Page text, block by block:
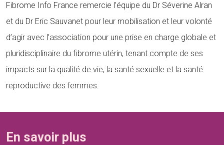
Fibrome Info France remercie l’équipe du Dr Séverine Alran
et du Dr Eric Sauvanet pour leur mobilisation et leur volonté
d’agir avec l’association pour une prise en charge globale et
pluridisciplinaire du fibrome utérin, tenant compte de ses
impacts sur la qualité de vie, la santé sexuelle et la santé
reproductive des femmes.
En savoir plus